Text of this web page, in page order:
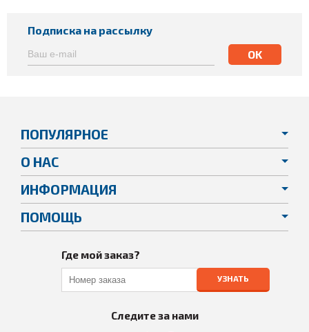
Подписка на рассылку
ПОПУЛЯРНОЕ
О НАС
ИНФОРМАЦИЯ
ПОМОЩЬ
Где мой заказ?
УЗНАТЬ
Следите за нами